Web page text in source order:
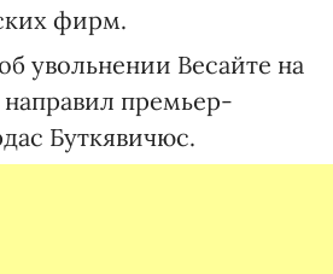
фирм.
увольнении Весайте на
премьер-
Буткявичюс.